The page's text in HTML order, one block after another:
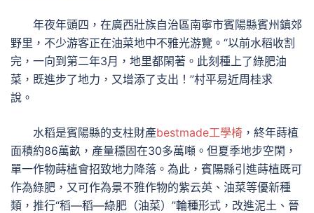
年夜年頭四，在廣西壯族自治區南寧市賓陽縣賓州鎮郊
野里，不少游客正在油菜地中不雅光游覽。“以前水稻收割
完，一向到第二年3月，地里都閑著。此刻種上了綠肥油
菜，既進步了地力，又增添了支出！”村平易近周桂求
說。
水稻是賓陽縣的支柱財產bestmade工學椅 ，終年蒔植
面積約86萬畝，產量穩固在30多萬噸。但夏季地步空閑，
單一作物蒔植會招致地力降落。為此，賓陽縣引進蒔植既可
作為綠肥，又可作為景不雅作物的紫云英、油菜等優新種
類，推行“稻—稻—綠肥（油菜）”輪種形式，改進泥土、晉